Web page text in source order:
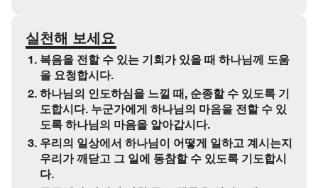
실천해 보세요
복음을 전할 수 있는 기회가 있을 때 하나님께 도움
을 요청합시다.
하나님의 인도하심을 느낄 때, 순종할 수 있도록 기
도합시다. 누군가에게 하나님의 마음을 전할 수 있
도록 하나님의 마음을 알아갑시다.
우리의 일상에서 하나님이 어떻게 일하고 계시는지
우리가 깨닫고 그 일에 동참할 수 있도록 기도합시
다.